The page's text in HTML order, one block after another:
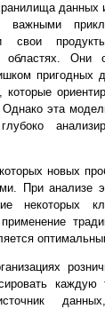
данных
важными
свои
Они
пригодных
эта
новых
При анализе
некоторых
каждую